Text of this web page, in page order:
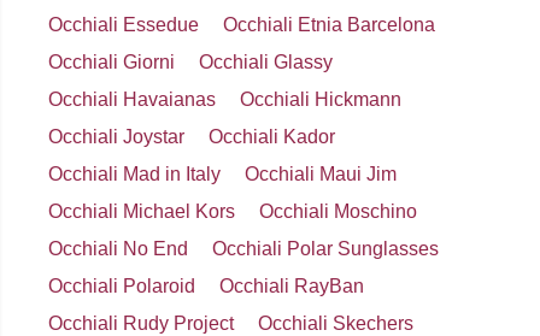
Occhiali Essedue
Occhiali Etnia Barcelona
Occhiali Giorni
Occhiali Glassy
Occhiali Havaianas
Occhiali Hickmann
Occhiali Joystar
Occhiali Kador
Occhiali Mad in Italy
Occhiali Maui Jim
Occhiali Michael Kors
Occhiali Moschino
Occhiali No End
Occhiali Polar Sunglasses
Occhiali Polaroid
Occhiali RayBan
Occhiali Rudy Project
Occhiali Skechers